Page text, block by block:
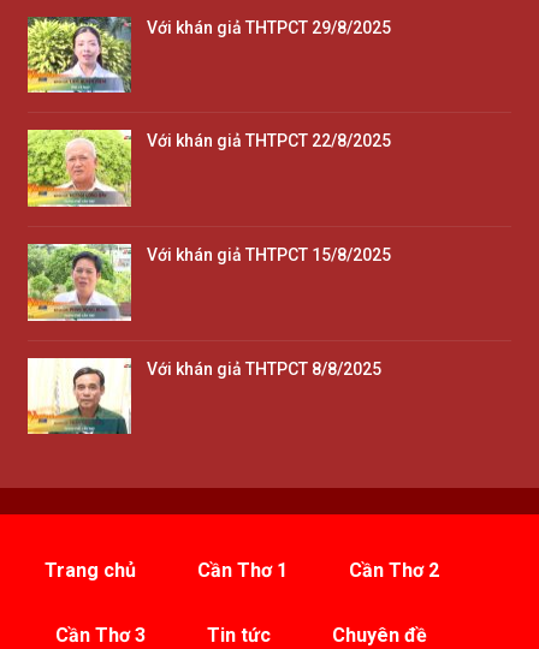
Với khán giả THTPCT 29/8/2025
Với khán giả THTPCT 22/8/2025
Với khán giả THTPCT 15/8/2025
Với khán giả THTPCT 8/8/2025
Trang chủ Cần Thơ 1 Cần Thơ 2
Cần Thơ 3 Tin tức Chuyên đề